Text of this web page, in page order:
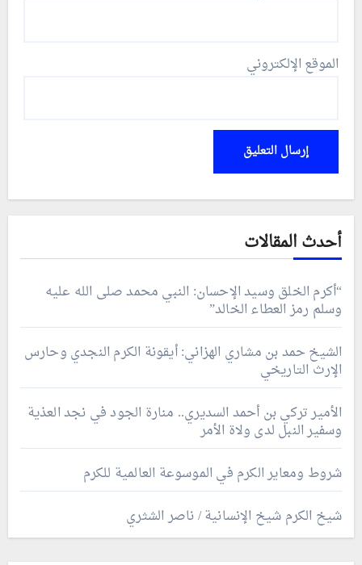
الموقع الإلكتروني
أحدث المقالات
“أكرم الخلق وسيد الإحسان: النبي محمد صلى الله عليه
وسلم رمز العطاء الخالد”
الشيخ حمد بن مشاري الهزاني: أيقونة الكرم النجدي وحارس
الإرث التاريخي
الأمير تركي بن أحمد السديري.. منارة الجود في نجد العذية
وسفير النبل لدى ولاة الأمر
شروط ومعاير الكرم في الموسوعة العالمية للكرم
شيخ الكرم شيخ الإنسانية / ناصر الشثري